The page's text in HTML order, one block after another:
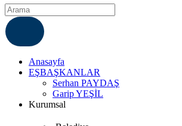
Anasayfa
EŞBAŞKANLAR
Serhan PAYDAŞ
Garip YEŞİL
Kurumsal